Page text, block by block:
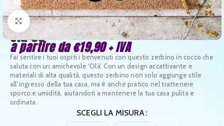
Clicca per ingrandire
Olà 03
a partire da€19,90+ IVA
Fai sentire i tuoi ospiti i benvenuti con questo zerbino in cocco che
saluta con un amichevole ‘Olà’. Con un design accattivante e
materiali di alta qualità, questo zerbino non solo aggiunge stile
all’ingresso della tua casa, ma è anche pratico nel trattenere
sporco e umidità, aiutandoti a mantenere la tua casa pulita e
ordinata.
SCEGLI LA MISURA